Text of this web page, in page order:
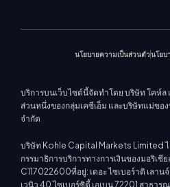
นโยบายความเป็นส่วนตัวนโยบ
บริการบนเว็บไซต์นี้จัดทำโดย บริษัท โคห์ล
ส่วนหนึ่งของกลุ่มเคซีเอ็ม และบริษัทแม่ขอ
จำกัด
บริษัท Kohle Capital Markets Limited
กรรมาธิการบริการทางการเงินของมอริเชี
C117022600ที่อยู่: เดอะ ไซเบอร์าติ เลา
เวนิว 40 ไซเบอร์ซิตี้ เอเบน 72201 สาธาร